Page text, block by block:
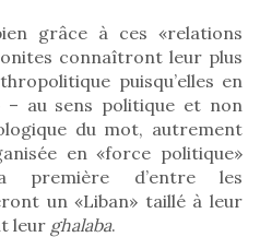
grâce à ces «relations
connaîtront leur plus
puisqu’elles en
– au sens politique et non
du mot, autrement
en «force politique»
d’entre les
un «Liban» taillé à leur
leur ghalaba.